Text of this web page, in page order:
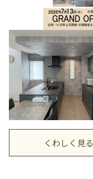
くわしく見る